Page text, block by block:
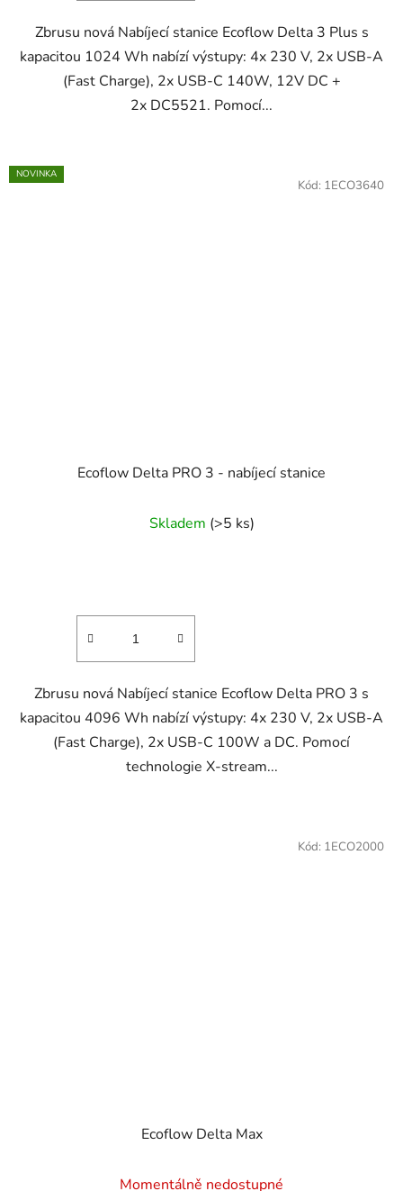
Zbrusu nová Nabíjecí stanice Ecoflow Delta 3 Plus s
kapacitou 1024 Wh nabízí výstupy: 4x 230 V, 2x USB-A
(Fast Charge), 2x USB-C 140W, 12V DC +
2x DC5521. Pomocí...
NOVINKA
Ecoflow Delta PRO 3 - nabíjecí stanice
Skladem (>5 ks)
Zbrusu nová Nabíjecí stanice Ecoflow Delta PRO 3 s
kapacitou 4096 Wh nabízí výstupy: 4x 230 V, 2x USB-A
(Fast Charge), 2x USB-C 100W a DC. Pomocí
technologie X-stream...
Kód: 1ECO3640
Ecoflow Delta Max
Momentálně nedostupné
Kód: 1ECO2000